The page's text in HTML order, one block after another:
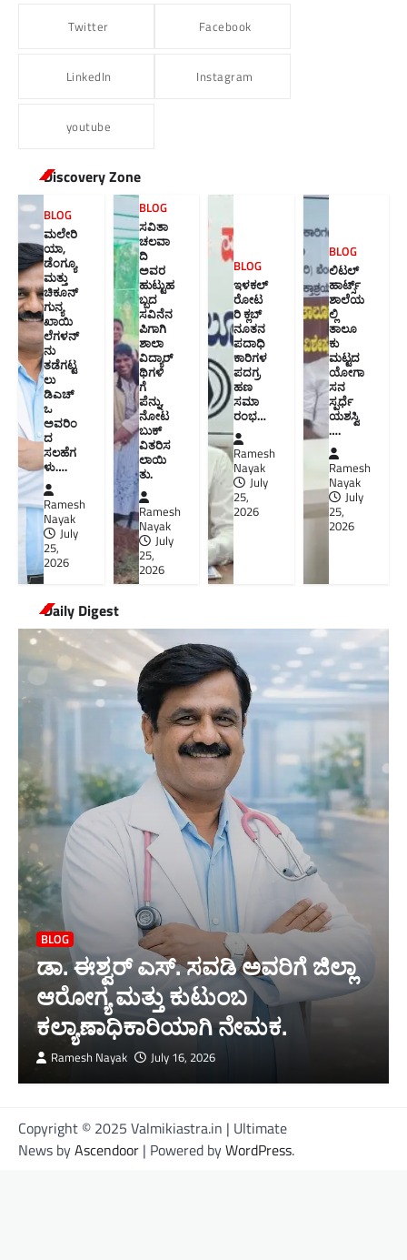
Twitter Facebook
LinkedIn Instagram
youtube
Discovery Zone
BLOG
ಮಲೇರಿ
ಯಾ,
ಡೆಂಗ್ಯೂ
ಮತ್ತು
ಚಿಕೂನ್
ಗುನ್ಯ
ಖಾಯಿ
ಲೆಗಳನ್
ನು
ತಡೆಗಟ್ಟ
ಲು
ಡಿಎಚ್‌
ಒ
ಅವರಿಂ
ದ
ಸಲಹೆಗ
ಳು….
Ramesh
Nayak
July
25,
2026
BLOG
ಸವಿತಾ
ಚಲವಾ
ದಿ
ಅವರ
ಹುಟ್ಟುಹ
ಬ್ಬದ
ಸವಿನೆನ
ಪಿಗಾಗಿ
ಶಾಲಾ
ವಿದ್ಯಾರ್
ಥಿಗಳಿ
ಗೆ
ಪೆನ್ನು,
ನೋಟ
ಬುಕ್
ವಿತರಿಸ
ಲಾಯಿ
ತು.
Ramesh
Nayak
July
25,
2026
BLOG
ಇಳಕಲ್
ರೋಟ
ರಿ ಕ್ಲಬ್
ನೂತನ‌
ಪದಾಧಿ
ಕಾರಿಗಳ
ಪದಗ್ರ
ಹಣ
ಸಮಾ
ರಂಭ…
Ramesh
Nayak
July
25,
2026
BLOG
ಲಿಟಲ್
ಹಾರ್ಟ್ಸ್
ಶಾಲೆಯ
ಲ್ಲಿ
ತಾಲೂ
ಕು
ಮಟ್ಟದ
ಯೋಗಾ
ಸನ
ಸ್ಪರ್ಧೆ
ಯಶಸ್ವಿ
….
Ramesh
Nayak
July
25,
2026
Daily Digest
BLOG
ಡಾ. ಈಶ್ವರ್ ಎಸ್. ಸವಡಿ ಅವರಿಗೆ ಜಿಲ್ಲಾ
ಆರೋಗ್ಯ ಮತ್ತು ಕುಟುಂಬ
ಕಲ್ಯಾಣಾಧಿಕಾರಿಯಾಗಿ ನೇಮಕ.
Ramesh Nayak July 16, 2026
Copyright © 2025 Valmikiastra.in | Ultimate
News byAscendoor | Powered byWordPress.